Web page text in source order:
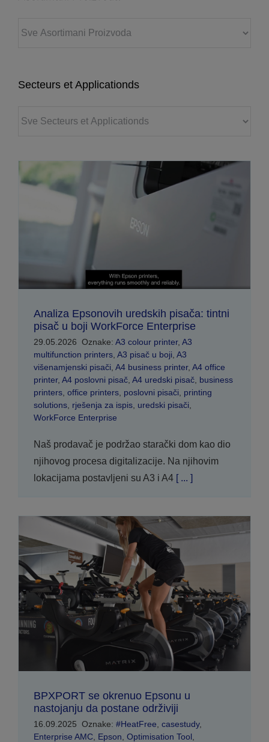
Secteurs et Applicationds
Analiza Epsonovih uredskih pisača: tintni
pisač u boji WorkForce Enterprise
29.05.2026 Oznake: A3 colour printer, A3
multifunction printers, A3 pisač u boji, A3
višenamjenski pisači, A4 business printer, A4 office
printer, A4 poslovni pisač, A4 uredski pisač, business
printers, office printers, poslovni pisači, printing
solutions, rješenja za ispis, uredski pisači,
WorkForce Enterprise
Naš prodavač je podržao starački dom kao dio
njihovog procesa digitalizacije. Na njihovim
lokacijama postavljeni su A3 i A4[ ... ]
BPXPORT se okrenuo Epsonu u
nastojanju da postane održiviji
16.09.2025 Oznake: #HeatFree casestudy,
Enterprise AMC, Epson Optimisation Tool